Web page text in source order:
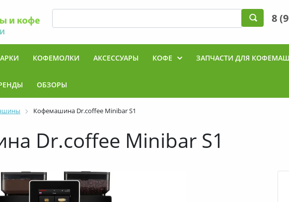
8
КОФЕМОЛКИ АКСЕССУАРЫ КОФЕ ЗАПЧАСТИ ДЛЯ
ОБЗОРЫ
Кофемашина Dr.coffee Minibar S1
Dr.coffee Minibar S1